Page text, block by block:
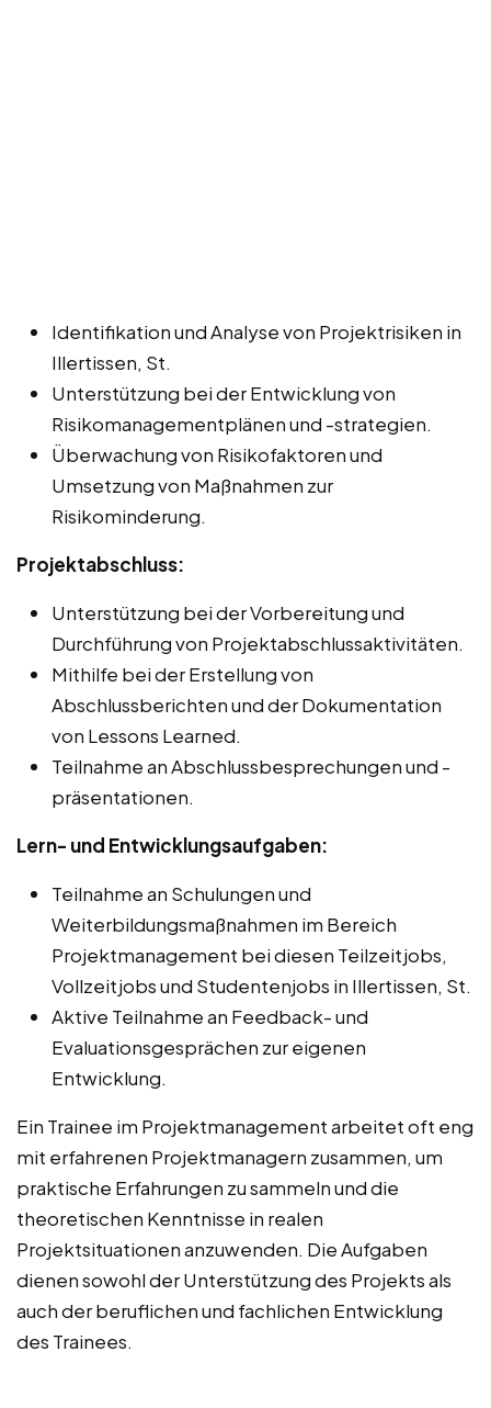
Identifikation und Analyse von Projektrisiken in
Illertissen, St.
Unterstützung bei der Entwicklung von
Risikomanagementplänen und -strategien.
Überwachung von Risikofaktoren und
Umsetzung von Maßnahmen zur
Risikominderung.
Projektabschluss:
Unterstützung bei der Vorbereitung und
Durchführung von Projektabschlussaktivitäten.
Mithilfe bei der Erstellung von
Abschlussberichten und der Dokumentation
von Lessons Learned.
Teilnahme an Abschlussbesprechungen und -
präsentationen.
Lern- und Entwicklungsaufgaben:
Teilnahme an Schulungen und
Weiterbildungsmaßnahmen im Bereich
Projektmanagement bei diesen Teilzeitjobs,
Vollzeitjobs und Studentenjobs in Illertissen, St.
Aktive Teilnahme an Feedback- und
Evaluationsgesprächen zur eigenen
Entwicklung.
Ein Trainee im Projektmanagement arbeitet oft eng
mit erfahrenen Projektmanagern zusammen, um
praktische Erfahrungen zu sammeln und die
theoretischen Kenntnisse in realen
Projektsituationen anzuwenden. Die Aufgaben
dienen sowohl der Unterstützung des Projekts als
auch der beruflichen und fachlichen Entwicklung
des Trainees.